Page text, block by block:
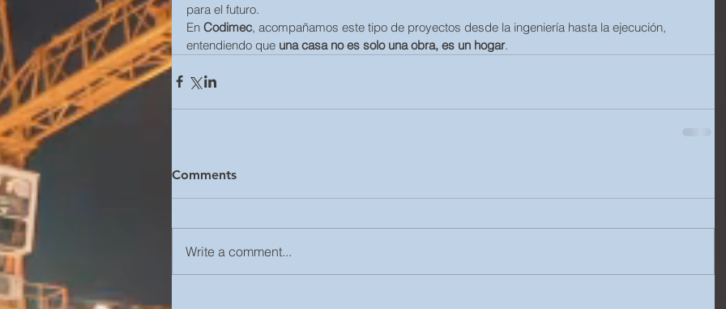
para el futuro.
En Codimec, acompañamos este tipo de proyectos desde la ingeniería hasta la ejecución,
entendiendo que una casa no es solo una obra, es un hogar.
Comments
Write a comment...